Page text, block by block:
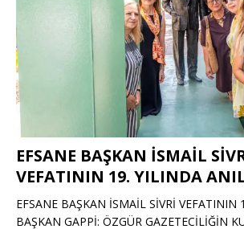
EFSANE BAŞKAN İSMAİL
VEFATININ 19. YILINDA
EFSANE BAŞKAN İSMAİL SİVRİ
BAŞKAN GAPPİ: ÖZGÜR GAZETECİLİĞİN